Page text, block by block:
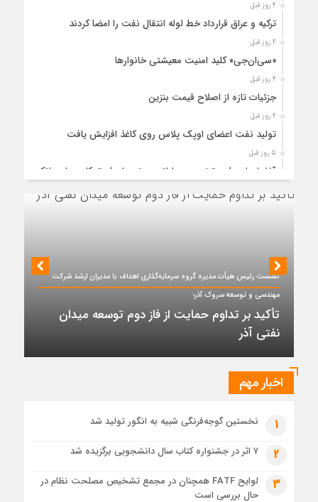
4 روز قبل
ترکیه و عراق قرارداد خط لوله انتقال نفت را امضا کردند
4 روز قبل
«سی‌ان‌جی» کلید امنیت معیشتی خانوارها
4 روز قبل
جزئیات تازه از اصلاح قیمت بنزین
4 روز قبل
تولید نفت اعضای اوپک پلاس روی کاغذ افزایش یافت
5 روز قبل
آغاز اجرای طرح تخصیص یارانه سوخت از طریق کارت‌های بانکی
مزیت قیمتی CNG؛ سوختی پاک برای کاهش هزینه خانوار و
واردات بنزین
5 روز قبل
ظرفیت پالایش جهانی به کمترین میزان در برابر تقاضای نفت
رسیده است
عرضه اولیه تابان فردا (بزرگترین عرضه اولیه تاریخ بورس) از
نگاهی دیگر
1 هفته قبل
حل موانع صادرات برق
نشست رئیس هیأت مدیره گروه سرمایه‌گذاری اهداف با مدیران ارشد شرکت
مهندسی و توسعه سروک آذر؛
تأکید بر تداوم حمایت از فاز دوم توسعه میدان
نفتی آذر
اخبار مهم
1 نخستین گوجه‌فرنگی شبیه به انگور تولید شد
2 ۷ اثر در جشنواره کتاب سال دانشجویی برگزیده شد
3
لوایح FATF همچنان در مجمع تشخیص مصلحت نظام در
حال بررسی است